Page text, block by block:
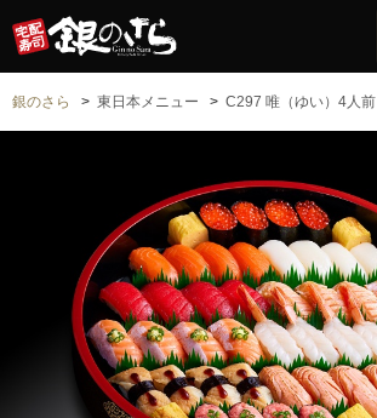
銀のさら 東日本メニュー C297 唯（ゆい）4人前